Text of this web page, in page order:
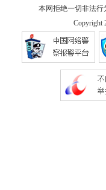
本网拒绝一切非法行
Copyright